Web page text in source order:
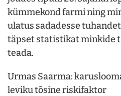
kümmekond farmi ning
ulatus sadadesse
täpset statistikat minkide
teada.
Urmas Saarma:
leviku tõsine riskifaktor